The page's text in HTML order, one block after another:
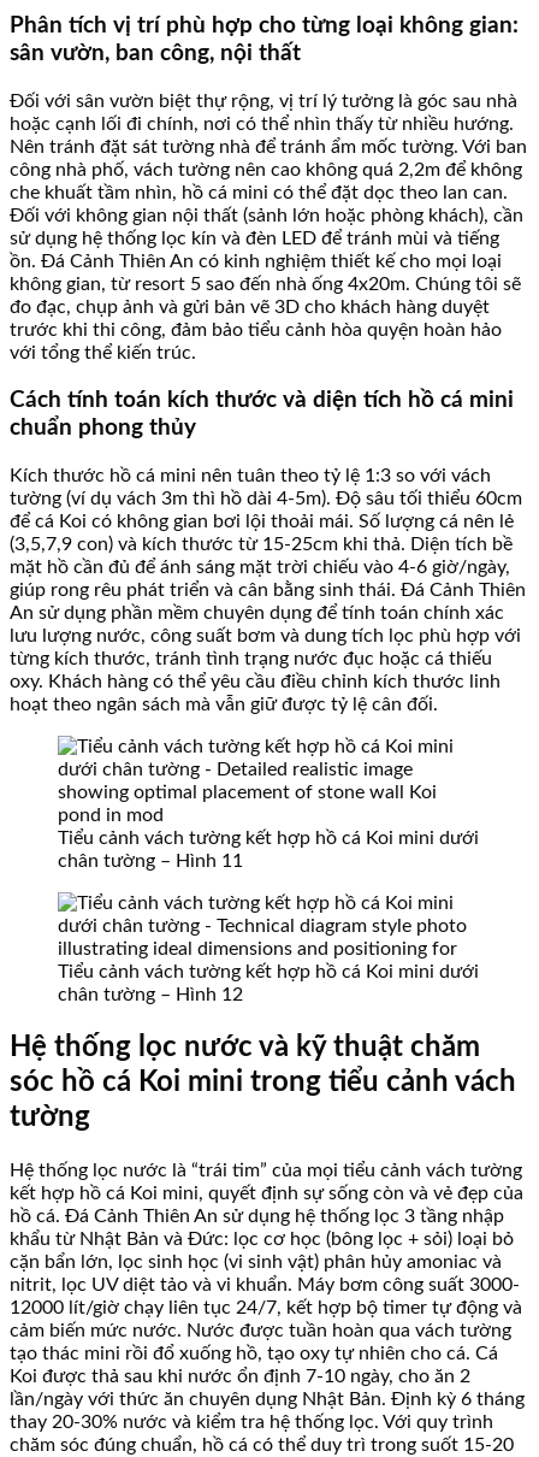
Phân tích vị trí phù hợp cho từng loại không gian:
sân vườn, ban công, nội thất
Đối với sân vườn biệt thự rộng, vị trí lý tưởng là góc sau nhà
hoặc cạnh lối đi chính, nơi có thể nhìn thấy từ nhiều hướng.
Nên tránh đặt sát tường nhà để tránh ẩm mốc tường. Với ban
công nhà phố, vách tường nên cao không quá 2,2m để không
che khuất tầm nhìn, hồ cá mini có thể đặt dọc theo lan can.
Đối với không gian nội thất (sảnh lớn hoặc phòng khách), cần
sử dụng hệ thống lọc kín và đèn LED để tránh mùi và tiếng
ồn. Đá Cảnh Thiên An có kinh nghiệm thiết kế cho mọi loại
không gian, từ resort 5 sao đến nhà ống 4x20m. Chúng tôi sẽ
đo đạc, chụp ảnh và gửi bản vẽ 3D cho khách hàng duyệt
trước khi thi công, đảm bảo tiểu cảnh hòa quyện hoàn hảo
với tổng thể kiến trúc.
Cách tính toán kích thước và diện tích hồ cá mini
chuẩn phong thủy
Kích thước hồ cá mini nên tuân theo tỷ lệ 1:3 so với vách
tường (ví dụ vách 3m thì hồ dài 4-5m). Độ sâu tối thiểu 60cm
để cá Koi có không gian bơi lội thoải mái. Số lượng cá nên lẻ
(3,5,7,9 con) và kích thước từ 15-25cm khi thả. Diện tích bề
mặt hồ cần đủ để ánh sáng mặt trời chiếu vào 4-6 giờ/ngày,
giúp rong rêu phát triển và cân bằng sinh thái. Đá Cảnh Thiên
An sử dụng phần mềm chuyên dụng để tính toán chính xác
lưu lượng nước, công suất bơm và dung tích lọc phù hợp với
từng kích thước, tránh tình trạng nước đục hoặc cá thiếu
oxy. Khách hàng có thể yêu cầu điều chỉnh kích thước linh
hoạt theo ngân sách mà vẫn giữ được tỷ lệ cân đối.
Tiểu cảnh vách tường kết hợp hồ cá Koi mini dưới
chân tường – Hình 11
Tiểu cảnh vách tường kết hợp hồ cá Koi mini dưới
chân tường – Hình 12
Hệ thống lọc nước và kỹ thuật chăm
sóc hồ cá Koi mini trong tiểu cảnh vách
tường
Hệ thống lọc nước là “trái tim” của mọi tiểu cảnh vách tường
kết hợp hồ cá Koi mini, quyết định sự sống còn và vẻ đẹp của
hồ cá. Đá Cảnh Thiên An sử dụng hệ thống lọc 3 tầng nhập
khẩu từ Nhật Bản và Đức: lọc cơ học (bông lọc + sỏi) loại bỏ
cặn bẩn lớn, lọc sinh học (vi sinh vật) phân hủy amoniac và
nitrit, lọc UV diệt tảo và vi khuẩn. Máy bơm công suất 3000-
12000 lít/giờ chạy liên tục 24/7, kết hợp bộ timer tự động và
cảm biến mức nước. Nước được tuần hoàn qua vách tường
tạo thác mini rồi đổ xuống hồ, tạo oxy tự nhiên cho cá. Cá
Koi được thả sau khi nước ổn định 7-10 ngày, cho ăn 2
lần/ngày với thức ăn chuyên dụng Nhật Bản. Định kỳ 6 tháng
thay 20-30% nước và kiểm tra hệ thống lọc. Với quy trình
chăm sóc đúng chuẩn, hồ cá có thể duy trì trong suốt 15-20